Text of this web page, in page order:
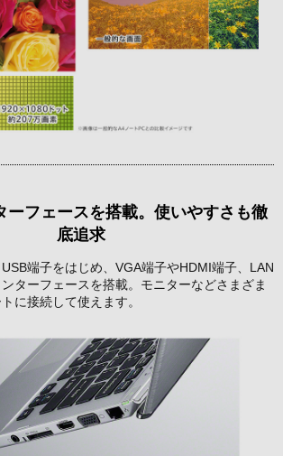
ーフェースを搭載。使いやすさも徹
底追求
端子をはじめ、VGA端子やHDMI端子、LAN
ターフェースを搭載。モニターなどさまざま
に接続して使えます。